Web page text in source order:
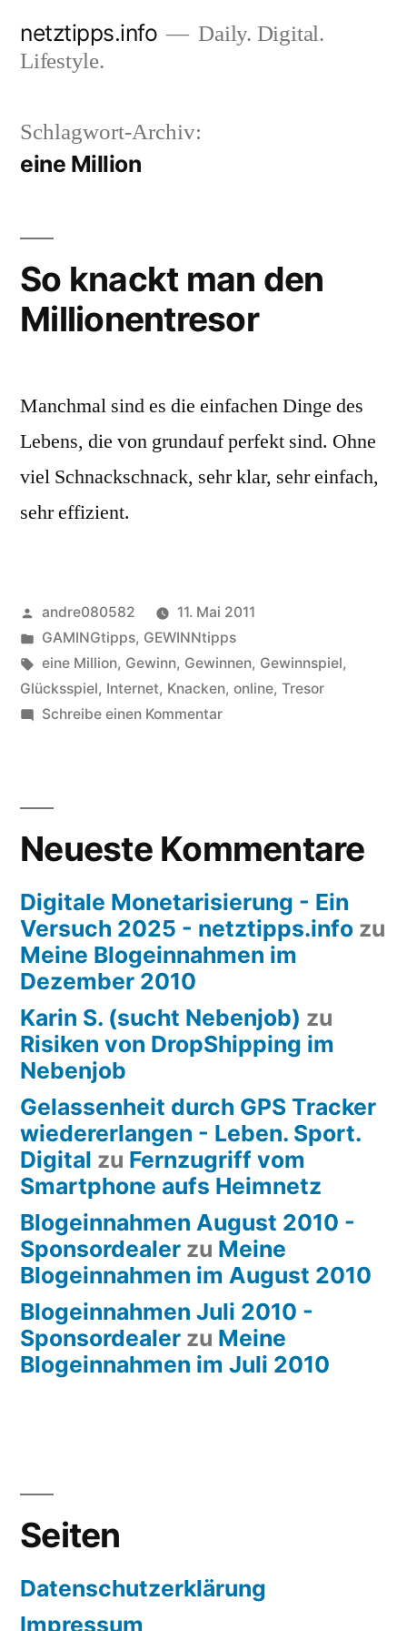
Inhalt
netztipps.info
Daily. Digital.
Lifestyle.
Schlagwort-Archiv:
eine Million
So knackt man den
Millionentresor
Manchmal sind es die einfachen Dinge des
Lebens, die von grundauf perfekt sind. Ohne
viel Schnackschnack, sehr klar, sehr einfach,
sehr effizient.
Veröffentlicht
von
andre080582
11. Mai 2011
Veröffentlicht
unter
GAMINGtipps, GEWINNtipps
Schlagwörter:
eine Million, Gewinn, Gewinnen, Gewinnspiel,
Glücksspiel, Internet, Knacken, online, Tresor
Schreibe einen Kommentarzu
Millionentresor
Neueste Kommentare
Digitale Monetarisierung - Ein
Versuch 2025 - netztipps.info zu
Meine Blogeinnahmen im
Dezember 2010
Karin S. (sucht Nebenjob) zu
Risiken von DropShipping im
Nebenjob
Gelassenheit durch GPS Tracker
wiedererlangen - Leben. Sport.
Digital zu Fernzugriff vom
Smartphone aufs Heimnetz
Blogeinnahmen August 2010 -
Sponsordealer zu Meine
Blogeinnahmen im August 2010
Blogeinnahmen Juli 2010 -
Sponsordealer zu Meine
Blogeinnahmen im Juli 2010
Seiten
Datenschutzerklärung
Impressum